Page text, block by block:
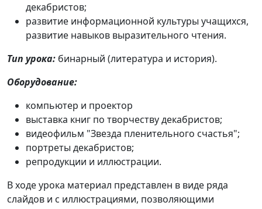
декабристов;
развитие информационной культуры учащихся,
развитие навыков выразительного чтения.
Тип урока: бинарный (литература и история).
Оборудование:
компьютер и проектор
выставка книг по творчеству декабристов;
видеофильм "Звезда пленительного счастья";
портреты декабристов;
репродукции и иллюстрации.
В ходе урока материал представлен в виде ряда
слайдов и с иллюстрациями, позволяющими